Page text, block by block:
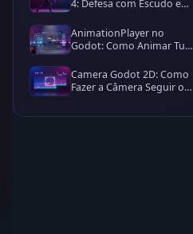
4: Defesa com Escudo e
AnimationPlayer no
Godot: Como Animar Tudo
Camera Godot 2D: Como
Fazer a Câmera Seguir o